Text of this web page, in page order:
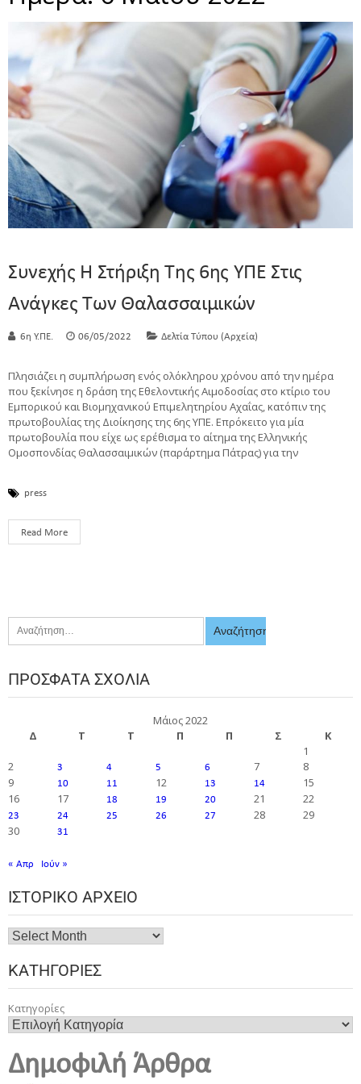
Συνεχής Η Στήριξη Της 6ης ΥΠΕ Στις
Ανάγκες Των Θαλασσαιμικών
6η Υ.ΠΕ. 06/05/2022 Δελτία Τύπου (Αρχεία)
Πλησιάζει η συμπλήρωση ενός ολόκληρου χρόνου από την ημέρα
που ξεκίνησε η δράση της Εθελοντικής Αιμοδοσίας στο κτίριο του
Εμπορικού και Βιομηχανικού Επιμελητηρίου Αχαΐας, κατόπιν της
πρωτοβουλίας της Διοίκησης της 6ης ΥΠΕ. Επρόκειτο για μία
πρωτοβουλία που είχε ως ερέθισμα το αίτημα της Ελληνικής
Ομοσπονδίας Θαλασσαιμικών (παράρτημα Πάτρας) για την
press
Read More
ΠΡΌΣΦΑΤΑ ΣΧΌΛΙΑ
Μάιος 2022
Δ
Τ Τ Π Π Σ
Κ
1
2
3 4 5 6 7
8
9
10 11 12 13 14
15
16
17 18 19 20 21 22
23 24 25 26 27 28
29
30
31
« Απρ Ιούν »
ΙΣΤΟΡΙΚΌ ΑΡΧΕΊΟ
ΚΑΤΗΓΟΡΊΕΣ
Κατηγορίες
Δημοφιλή Άρθρα